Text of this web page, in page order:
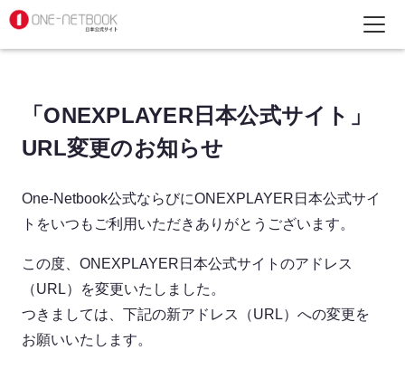
「ONEXPLAYER日本公式サイト」
URL変更のお知らせ
One-Netbook公式ならびにONEXPLAYER日本公式サイ
トをいつもご利用いただきありがとうございます。
この度、ONEXPLAYER日本公式サイトのアドレス
（URL）を変更いたしました。
つきましては、下記の新アドレス（URL）への変更を
お願いいたします。